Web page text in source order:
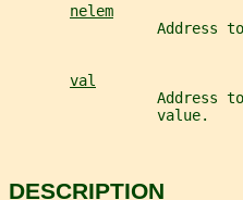
nelem
Address
val
Address
                 value.
DESCRIPTION